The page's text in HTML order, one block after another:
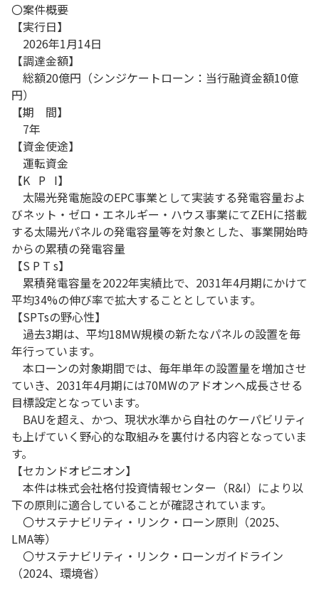
〇案件概要
【実行日】
2026年1月14日
【調達金額】
総額20億円（シンジケートローン：当行融資金額10億
円）
【期 間】
7年
【資金使途】
運転資金
【K P I】
太陽光発電施設のEPC事業として実装する発電容量およ
びネット・ゼロ・エネルギー・ハウス事業にてZEHに搭載
する太陽光パネルの発電容量等を対象とした、事業開始時
からの累積の発電容量
【S P T s】
累積発電容量を2022年実績比で、2031年4月期にかけて
平均34%の伸び率で拡大することとしています。
【SPTsの野心性】
過去3期は、平均18MW規模の新たなパネルの設置を毎
年行っています。
本ローンの対象期間では、毎年単年の設置量を増加させ
ていき、2031年4月期には70MWのアドオンへ成長させる
目標設定となっています。
BAUを超え、かつ、現状水準から自社のケーパビリティ
も上げていく野心的な取組みを裏付ける内容となっていま
す。
【セカンドオピニオン】
本件は株式会社格付投資情報センター（R&I）により以
下の原則に適合していることが確認されています。
〇サステナビリティ・リンク・ローン原則（2025、
LMA等）
〇サステナビリティ・リンク・ローンガイドライン
（2024、環境省）